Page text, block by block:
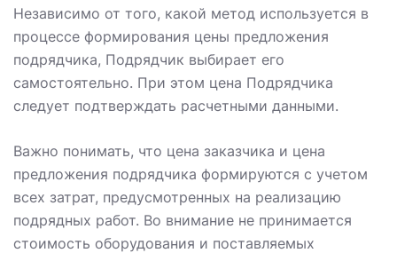
Независимо от того, какой метод используется в
процессе формирования цены предложения
подрядчика, Подрядчик выбирает его
самостоятельно. При этом цена Подрядчика
следует подтверждать расчетными данными.
Важно понимать, что цена заказчика и цена
предложения подрядчика формируются с учетом
всех затрат, предусмотренных на реализацию
подрядных работ. Во внимание не принимается
стоимость оборудования и поставляемых